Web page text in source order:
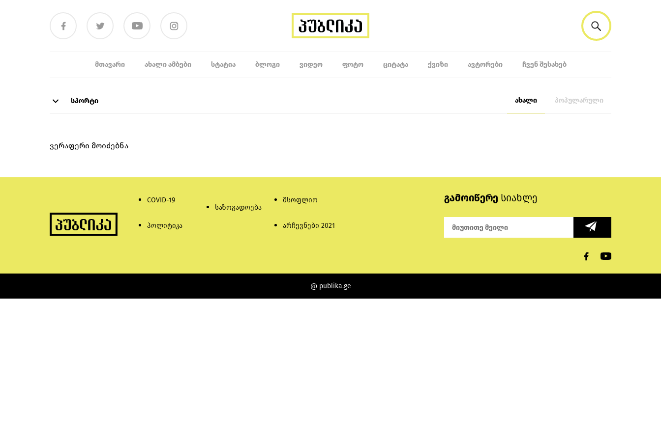
ᲛᲗᲐᲕᲐᲠᲘ ᲐᲮᲐᲚᲘ ᲐᲛᲑᲔᲑᲘ ᲡᲢᲐᲢᲘᲐ ᲑᲚᲝᲒᲘ ᲕᲘᲓᲔᲝ ᲤᲝᲢᲝ ᲪᲘᲢᲐᲢᲐ ᲥᲕᲘᲖᲘ ᲐᲕᲢᲝᲠᲔᲑᲘ ᲩᲕᲔᲜ ᲨᲔᲡᲐᲮᲔᲑ
სპორტი ახალი პოპულარული
ვერაფერი მოიძებნა
COVID-19
პოლიტიკა
საზოგადოება
მსოფლიო
არჩევნები 2021
გამოიწერე სიახლე
@ publika.ge